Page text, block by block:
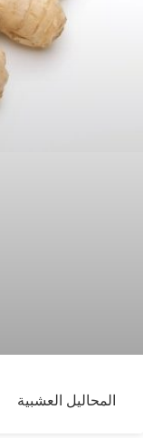
المحاليل العشبية